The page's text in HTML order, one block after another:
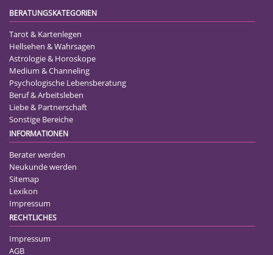
BERATUNGSKATEGORIEN
Tarot & Kartenlegen
Hellsehen & Wahrsagen
Astrologie & Horoskope
Medium & Channeling
Psychologische Lebensberatung
Beruf & Arbeitsleben
Liebe & Partnerschaft
Sonstige Bereiche
INFORMATIONEN
Berater werden
Neukunde werden
Sitemap
Lexikon
Impressum
RECHTLICHES
Impressum
AGB